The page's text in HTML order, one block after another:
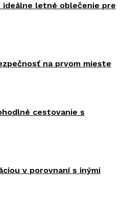
ideálne letné oblečenie pre
na prvom mieste
cestovanie s
v porovnaní s inými